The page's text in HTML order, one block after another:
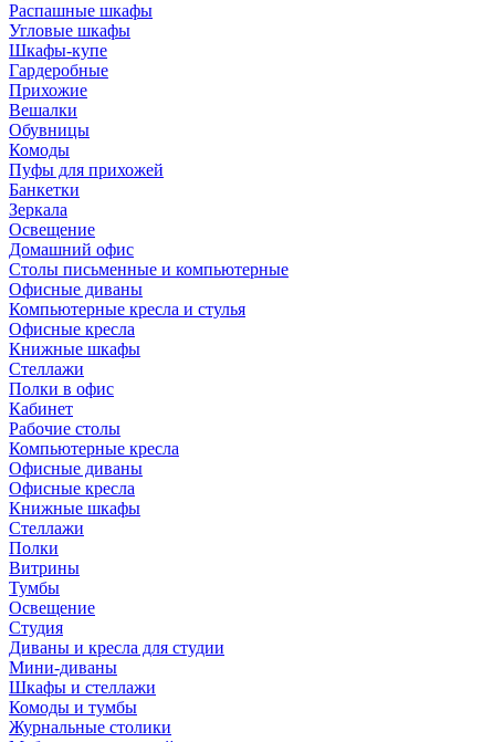
Распашные шкафы
Угловые шкафы
Шкафы-купе
Гардеробные
Прихожие
Вешалки
Обувницы
Комоды
Пуфы для прихожей
Банкетки
Зеркала
Освещение
Домашний офис
Столы письменные и компьютерные
Офисные диваны
Компьютерные кресла и стулья
Офисные кресла
Книжные шкафы
Стеллажи
Полки в офис
Кабинет
Рабочие столы
Компьютерные кресла
Офисные диваны
Офисные кресла
Книжные шкафы
Стеллажи
Полки
Витрины
Тумбы
Освещение
Студия
Диваны и кресла для студии
Мини-диваны
Шкафы и стеллажи
Комоды и тумбы
Журнальные столики